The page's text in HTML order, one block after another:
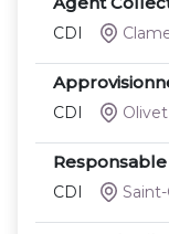
CDI
CDI Olivet
CDI